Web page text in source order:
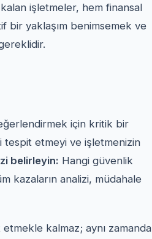
işletmeler, hem finansal
bir yaklaşım benimsemek ve
için kritik bir
tespit etmeyi ve işletmenizin
belirleyin: Hangi güvenlik
kazaların analizi, müdahale
kalmaz; aynı zamanda